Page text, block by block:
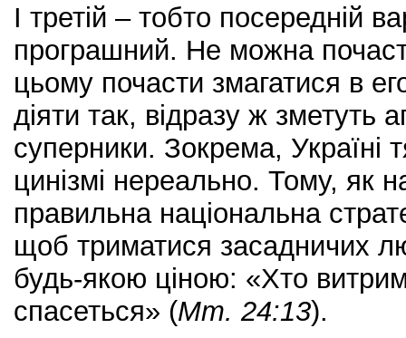
І третій – тобто посередній
програшний. Не можна
цьому почасти змагатися в
діяти так, відразу ж зметуть
суперники. Зокрема, Україні
цинізмі нереально. Тому, як
правильна національна
щоб триматися засадничих
будь-якою ціною: «Хто
спасеться» (Мт. 24:13).